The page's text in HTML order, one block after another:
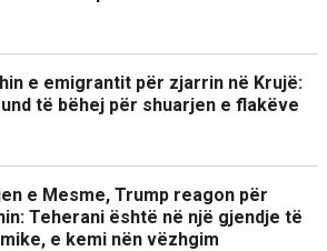
e emigrantit për zjarrin në Krujë:
të bëhej për shuarjen e flakëve
e Mesme, Trump reagon për
Teherani është në një gjendje të
e kemi nën vëzhgim